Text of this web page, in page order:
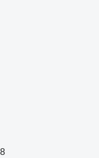
8